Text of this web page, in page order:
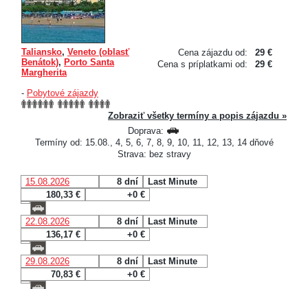
Cena zájazdu od:
29 €
Cena s príplatkami od:
29 €
Taliansko, Veneto (oblasť
Benátok), Porto Santa
Margherita
- Pobytové zájazdy
Zobraziť všetky termíny a popis zájazdu »
Doprava:
Termíny od: 15.08., 4, 5, 6, 7, 8, 9, 10, 11, 12, 13, 14 dňové
Strava: bez stravy
15.08.2026 8 dní
Last Minute
180,33 €
+0 €
22.08.2026 8 dní
Last Minute
136,17 €
+0 €
29.08.2026 8 dní
Last Minute
70,83 €
+0 €